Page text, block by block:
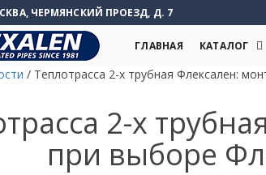
ЧЕРМЯНСКИЙ ПРОЕЗД, Д. 7
ГЛАВНАЯ КАТАЛОГ
/ Теплотрасса 2-х трубная Флексален:
2-х
при выборе